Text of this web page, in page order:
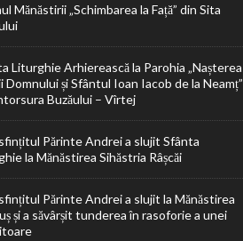
Mănăstirii „Schimbarea la Față” din Sita
Liturghie Arhierească la Parohia „Nașterea
Domnului și Sfântul Ioan Iacob de la Neamț”
Buzăului – Vîrtej
Părinte Andrei a slujit Sfânta
la Mănăstirea Sihăstria Râșcăi
Părinte Andrei a slujit la Mănăstirea
și a săvârșit tunderea în rasoforie a unei